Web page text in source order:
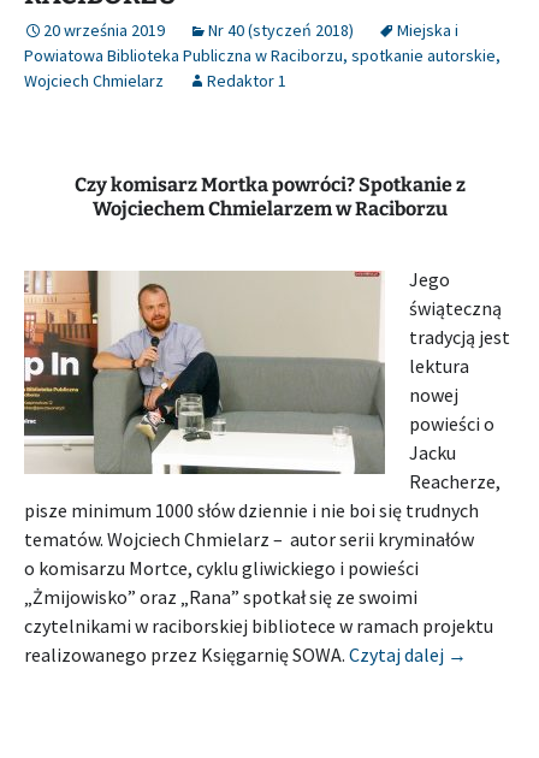
20 września 2019 Nr 40 (styczeń 2018)
Miejska i
Powiatowa Biblioteka Publiczna w Raciborzu, spotkanie autorskie,
Wojciech Chmielarz
Redaktor 1
Czy komisarz Mortka powróci? Spotkanie z
Wojciechem Chmielarzem w Raciborzu
Jego
świąteczną
tradycją jest
lektura
nowej
powieści o
Jacku
Reacherze,
pisze minimum 1000 słów dziennie i nie boi się trudnych
tematów. Wojciech Chmielarz – autor serii kryminałów
o komisarzu Mortce, cyklu gliwickiego i powieści
„Żmijowisko” oraz „Rana” spotkał się ze swoimi
czytelnikami w raciborskiej bibliotece w ramach projektu
realizowanego przez Księgarnię SOWA. Czytaj dalej [Relacja]
→